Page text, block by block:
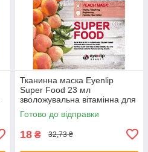
Тканинна маска Eyenlip
Super Food 23 мл
зволожувальна вітамінна для
тьмяної шкіри з персиком
Айнліп
Готово до відправки
18 ₴ 32,73 ₴